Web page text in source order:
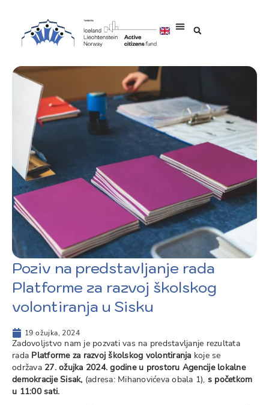
Poziv na predstavljanje rada
Platforme za razvoj školskog
volontiranja u Sisku
19 ožujka, 2024
Zadovoljstvo nam je pozvati vas na predstavljanje rezultata
rada Platforme za razvoj školskog volontiranja koje se
održava 27. ožujka 2024. godine u prostoru Agencije lokalne
demokracije Sisak, (adresa: Mihanovićeva obala 1), s početkom
u 11:00 sati.